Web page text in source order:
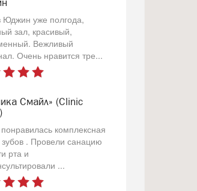
Юджин уже полгода,
зал, красивый,
Вежливый
Очень нравится тре...
Смайл» (Clinic
комплексная
зубов . Провели санацию
рта и
...